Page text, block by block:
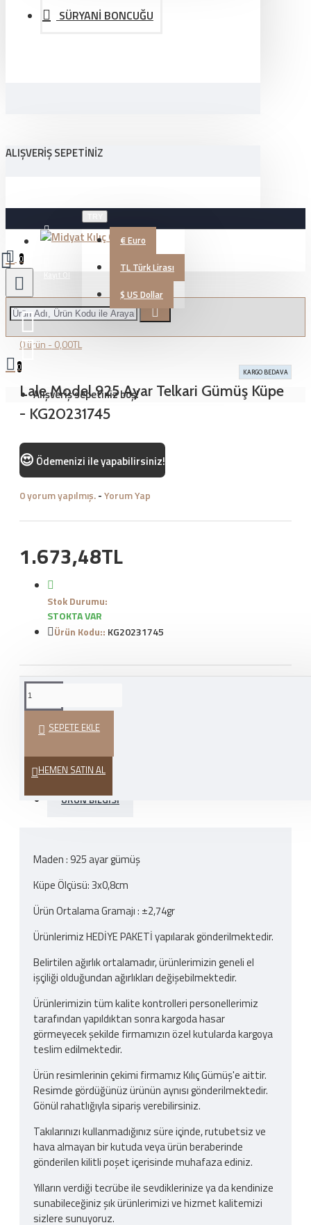
SÜRYANİ BONCUĞU
ALIŞVERIŞ SEPETINIZ
Üye Girişi €Euro
TL Türk Lirası
$ US Dollar
0
0 ürün - 0,00TL
0
Alışveriş sepetiniz boş!
KARGO BEDAVA
Lale Model 925 Ayar Telkari Gümüş Küpe
- KG20231745
😍 Ödemenizi ile yapabilirsiniz!
0 yorum yapılmış.-Yorum Yap
1.673,48TL
Stok Durumu:
STOKTA VAR
Ürün Kodu:: KG20231745
SEPETE EKLE
HEMEN SATIN AL
VER
HEDIYE PAKETI
ÜRÜN BILGISI
Maden : 925 ayar gümüş
Küpe Ölçüsü: 3x0,8cm
Ürün Ortalama Gramajı : ±2,74gr
Ürünlerimiz HEDİYE PAKETİ yapılarak gönderilmektedir.
Belirtilen ağırlık ortalamadır, ürünlerimizin geneli el
işçiliği olduğundan ağırlıkları değişebilmektedir.
Ürünlerimizin tüm kalite kontrolleri personellerimiz
tarafından yapıldıktan sonra kargoda hasar
görmeyecek şekilde firmamızın özel kutularda kargoya
teslim edilmektedir.
Ürün resimlerinin çekimi firmamız Kılıç Gümüş'e aittir.
Resimde gördüğünüz ürünün aynısı gönderilmektedir.
Gönül rahatlığıyla sipariş verebilirsiniz.
Takılarınızı kullanmadığınız süre içinde, rutubetsiz ve
hava almayan bir kutuda veya ürün beraberinde
gönderilen kilitli poşet içerisinde muhafaza ediniz.
Yılların verdiği tecrübe ile sevdiklerinize ya da kendinize
sunabileceğiniz şık ürünlerimizi ve hizmet kalitemizi
sizlere sunuyoruz.